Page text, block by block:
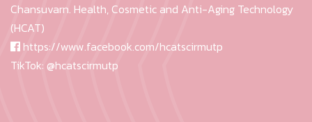
Chansuvarn. Health, Cosmetic and Anti-Aging Technology
(HCAT)
https://www.facebook.com/hcatscirmutp
TikTok: @hcatscirmutp